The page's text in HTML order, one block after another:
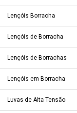
Lençóis Borracha
Lençóis de Borracha
Lençóis de Borrachas
Lençóis em Borracha
Luvas de Alta Tensão